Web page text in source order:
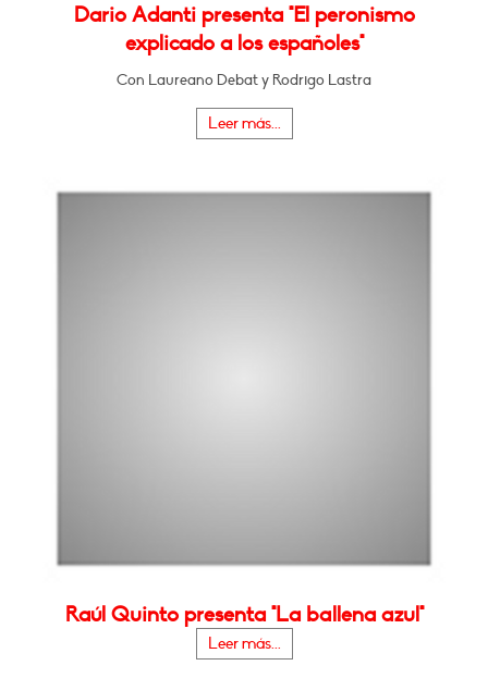
Dario Adanti presenta "El peronismo
explicado a los españoles"
Con Laureano Debat y Rodrigo Lastra
Leer más...
Raúl Quinto presenta "La ballena azul"
Leer más...